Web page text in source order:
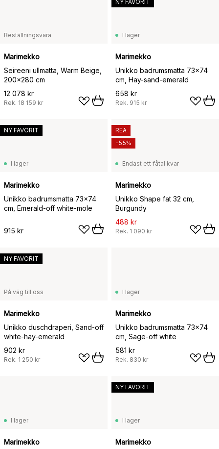
Beställningsvara
Marimekko
Seireeni ullmatta, Warm Beige,
200x280 cm
12 078 kr
Rek. 18 159 kr
I lager
Marimekko
Unikko badrumsmatta 73x74
cm, Hay-sand-emerald
658 kr
Rek. 915 kr
NY FAVORIT
I lager
Marimekko
Unikko badrumsmatta 73x74
cm, Emerald-off white-mole
915 kr
NY FAVORIT
Endast ett fåtal kvar
Marimekko
Unikko Shape fat 32 cm,
Burgundy
488 kr
Rek. 1 090 kr
REA
-55%
På väg till oss
Marimekko
Unikko duschdraperi, Sand-off
white-hay-emerald
902 kr
Rek. 1 250 kr
NY FAVORIT
I lager
Marimekko
Unikko badrumsmatta 73x74
cm, Sage-off white
581 kr
Rek. 830 kr
I lager
Marimekko
I lager
Marimekko
NY FAVORIT